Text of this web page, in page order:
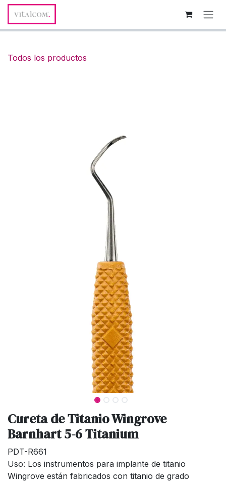
Ir al contenido
Todos los productos
Cureta de Titanio Wingrove
Barnhart 5-6 Titanium
PDT-R661
Uso: Los instrumentos para implante de titanio
Wingrove están fabricados con titanio de grado